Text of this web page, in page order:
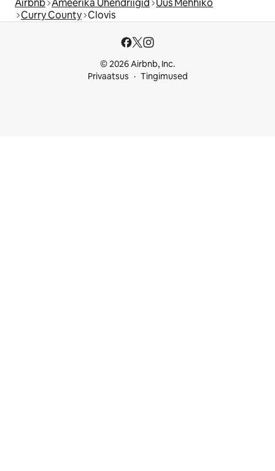
Airbnb Ameerika Ühendriigid Uus Mehhiko
Curry County Clovis
© 2026 Airbnb, Inc.
Privaatsus
Tingimused